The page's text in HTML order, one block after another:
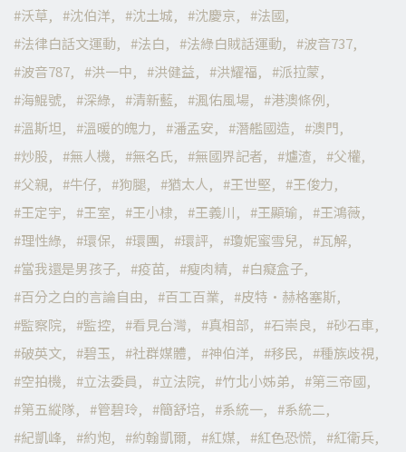
沃草
沈伯洋 沈土城 沈慶京
法國
法律白話文運動
法白 法綠白賊話運動
波音737
波音787
洪一中 洪健益 洪耀福
派拉蒙
海鯤號
深綠 清新藍 渢佑風場
港澳條例
溫斯坦
溫暖的魄力 潘孟安 潛艦國造
澳門
炒股
無人機 無名氏 無國界記者 爐渣
父權
父親
牛仔 狗腿 猶太人 王世堅
王俊力
王定宇
王室 王小棣 王義川 王顯瑜
王鴻薇
理性綠
環保 環團 環評 瓊妮蜜雪兒
瓦解
當我還是男孩子
疫苗 瘦肉精
白癡盒子
百分之白的言論自由
百工百業
皮特·赫格塞斯
監察院
監控 看見台灣 真相部 石崇良
砂石車
破英文
碧玉 社群媒體 神伯洋 移民
種族歧視
空拍機
立法委員 立法院 竹北小姊弟
第三帝國
第五縱隊
管碧玲 簡舒培 系統一
系統二
紀凱峰
約炮 約翰凱爾 紅媒 紅色恐慌
紅衛兵